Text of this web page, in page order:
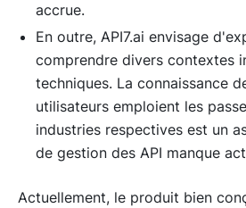
accrue.
En outre, API7.ai envisage
comprendre divers contextes
techniques. La connaissance
utilisateurs emploient les
industries respectives est un
de gestion des API manque
Actuellement, le produit bien